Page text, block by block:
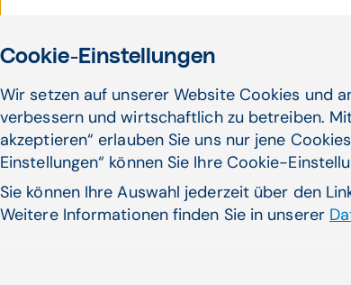
Cookie-Einstellungen
Wir setzen auf unserer Website Cookies und
verbessern und wirtschaftlich zu betreiben.
akzeptieren“ erlauben Sie uns nur jene
Einstellungen“ können Sie Ihre Cookie-
Sie können Ihre Auswahl jederzeit über den
Weitere Informationen finden Sie in unserer